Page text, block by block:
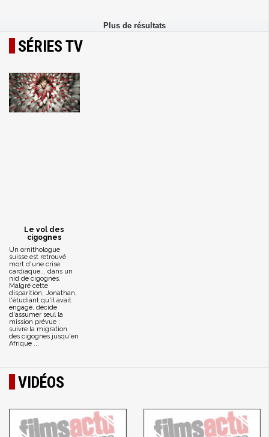
SÉRIES TV
Le vol des
cigognes
Un ornithologue
suisse est retrouvé
mort d'une crise
cardiaque... dans un
nid de cigognes.
Malgré cette
disparition, Jonathan,
l'étudiant qu'il avait
engagé, décide
d'assumer seul la
mission prévue :
suivre la migration
des cigognes jusqu'en
Afrique ...
VIDÉOS